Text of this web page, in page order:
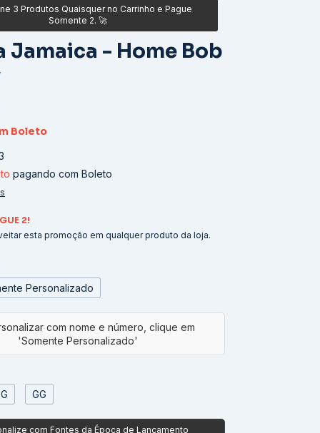
Jamaica - Home Bob
Boleto
pagando com Boleto
2!
esta promoção em qualquer produto da loja.
Personalizado
G GG